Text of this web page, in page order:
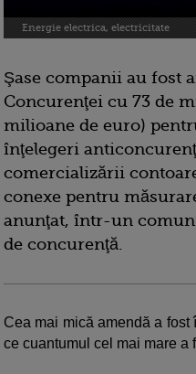
Energie electrica, electricitate
Şase companii au fost
Concurenţei cu 73 de
milioane de euro)
înţelegeri
comercializării
conexe pentru
anunţat, într-un
de concurenţă.
Cea mai mică amendă a
ce cuantumul cel mai mare a